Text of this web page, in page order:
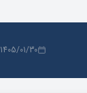
1405/01/30